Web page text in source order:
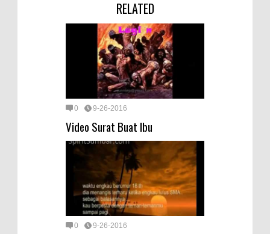
RELATED
0 9-26-2016
Video Surat Buat Ibu
0 9-26-2016